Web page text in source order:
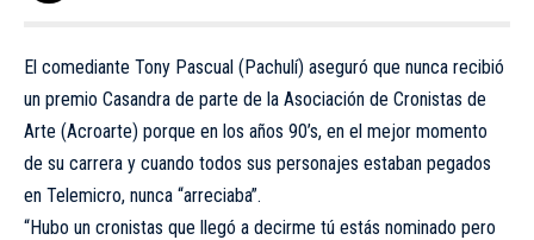
El comediante Tony Pascual (Pachulí) aseguró que nunca recibió
un premio Casandra de parte de la Asociación de Cronistas de
Arte (Acroarte) porque en los años 90’s, en el mejor momento
de su carrera y cuando todos sus personajes estaban pegados
en Telemicro, nunca “arreciaba”.
“Hubo un cronistas que llegó a decirme tú estás nominado pero